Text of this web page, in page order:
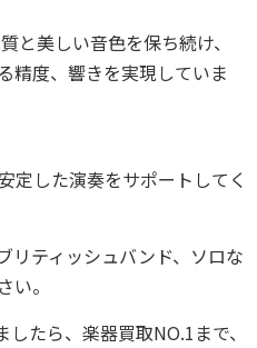
と美しい音色を保ち続け、
精度、響きを実現していま
定した演奏をサポートしてく
リティッシュバンド、ソロな
。
たら、楽器買取NO.1まで、